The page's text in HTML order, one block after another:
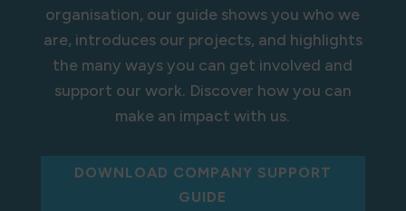
organisation, our guide shows you who we
are, introduces our projects, and highlights
the many ways you can get involved and
support our work. Discover how you can
make an impact with us.
DOWNLOAD COMPANY SUPPORT
GUIDE